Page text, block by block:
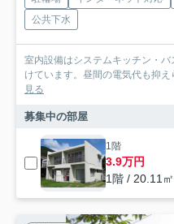
公共下水
室内設備はシステムキッチン・
けています。昼間の電気代も抑
見る
募集中の部屋
1階
3.9万円
1階 / 20.11